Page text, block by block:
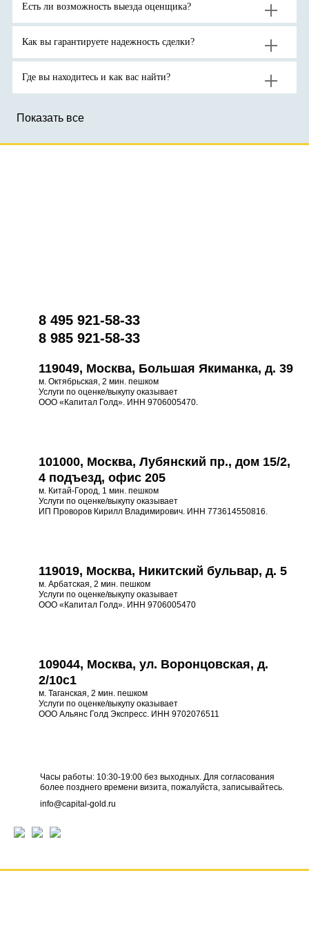
золото
новых
фоне
неопределенности.
Есть ли возможность выезда оценщика?
Как вы гарантируете надежность сделки?
Где вы находитесь и как вас найти?
Показать все
8 495 921-58-33
8 985 921-58-33
119049, Москва, Большая Якиманка, д. 39
м. Октябрьская, 2 мин. пешком
Услуги по оценке/выкупу оказывает
ООО «Капитал Голд». ИНН 9706005470.
101000, Москва, Лубянский пр., дом 15/2,
4 подъезд, офис 205
м. Китай-Город, 1 мин. пешком
Услуги по оценке/выкупу оказывает
ИП Проворов Кирилл Владимирович. ИНН 773614550816.
119019, Москва, Никитский бульвар, д. 5
м. Арбатская, 2 мин. пешком
Услуги по оценке/выкупу оказывает
ООО «Капитал Голд». ИНН 9706005470
109044, Москва, ул. Воронцовская, д.
2/10с1
м. Таганская, 2 мин. пешком
Услуги по оценке/выкупу оказывает
ООО Альянс Голд Экспресс. ИНН 9702076511
Часы работы: 10:30-19:00 без выходных. Для согласования
более позднего времени визита, пожалуйста, записывайтесь.
info@capital-gold.ru